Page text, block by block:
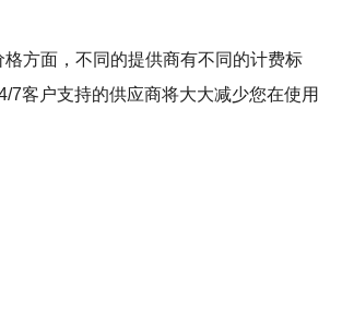
方面，不同的提供商有不同的计费标
客户支持的供应商将大大减少您在使用